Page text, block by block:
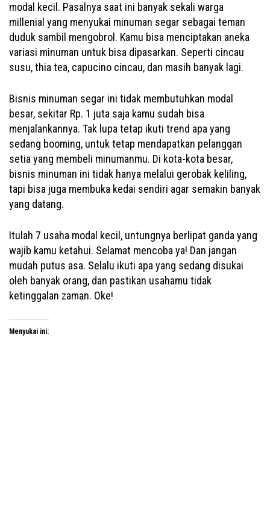
modal kecil. Pasalnya saat ini banyak sekali warga
millenial yang menyukai minuman segar sebagai teman
duduk sambil mengobrol. Kamu bisa menciptakan aneka
variasi minuman untuk bisa dipasarkan. Seperti cincau
susu, thia tea, capucino cincau, dan masih banyak lagi.
Bisnis minuman segar ini tidak membutuhkan modal
besar, sekitar Rp. 1 juta saja kamu sudah bisa
menjalankannya. Tak lupa tetap ikuti trend apa yang
sedang booming, untuk tetap mendapatkan pelanggan
setia yang membeli minumanmu. Di kota-kota besar,
bisnis minuman ini tidak hanya melalui gerobak keliling,
tapi bisa juga membuka kedai sendiri agar semakin banyak
yang datang.
Itulah 7 usaha modal kecil, untungnya berlipat ganda yang
wajib kamu ketahui. Selamat mencoba ya! Dan jangan
mudah putus asa. Selalu ikuti apa yang sedang disukai
oleh banyak orang, dan pastikan usahamu tidak
ketinggalan zaman. Oke!
Menyukai ini: